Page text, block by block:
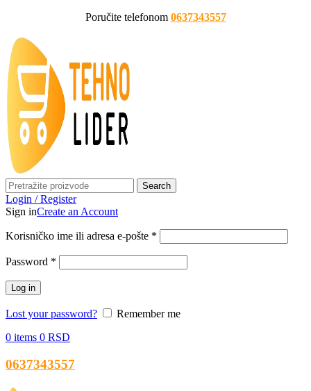
Poručite telefonom 0637343557
Search
Login / Register
Sign inCreate an Account
Korisničko ime ili adresa e-pošte *
Password *
Log in
Lost your password?
Remember me
0 items 0 RSD
0637343557